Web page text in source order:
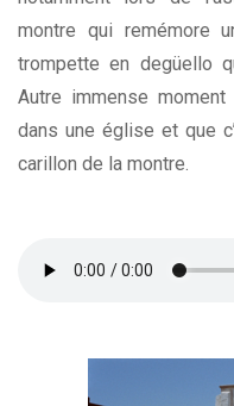
montre qui remémore
trompette en degüello
Autre immense
dans une église et que
carillon de la montre.